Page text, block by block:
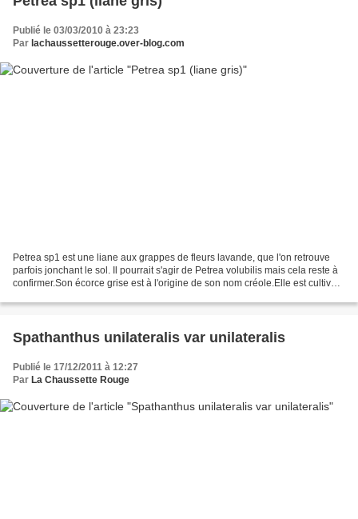
Publié le 03/03/2010 à 23:23
Par lachaussetterouge.over-blog.com
Petrea sp1 est une liane aux grappes de fleurs lavande, que l'on retrouve
parfois jonchant le sol. Il pourrait s'agir de Petrea volubilis mais cela reste à
confirmer.Son écorce grise est à l'origine de son nom créole.Elle est cultivée
Spathanthus unilateralis var unilateralis
Publié le 17/12/2011 à 12:27
Par La Chaussette Rouge